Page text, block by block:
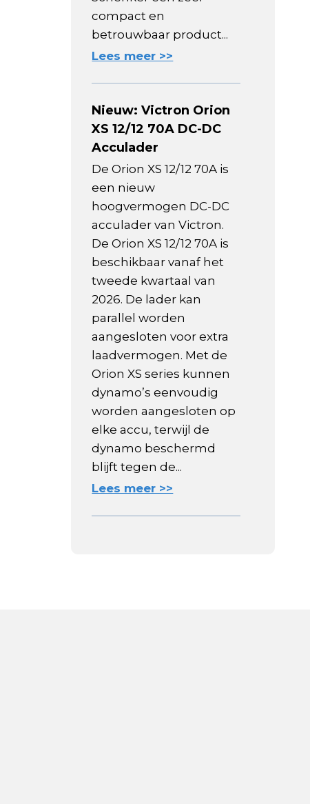
compact en
betrouwbaar product...
Lees meer >>
Nieuw: Victron Orion
XS 12/12 70A DC-DC
Acculader
De Orion XS 12/12 70A is
een nieuw
hoogvermogen DC-DC
acculader van Victron.
De Orion XS 12/12 70A is
beschikbaar vanaf het
tweede kwartaal van
2026. De lader kan
parallel worden
aangesloten voor extra
laadvermogen. Met de
Orion XS series kunnen
dynamo’s eenvoudig
worden aangesloten op
elke accu, terwijl de
dynamo beschermd
blijft tegen de...
Lees meer >>